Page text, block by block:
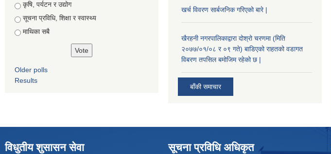
कृषि, पर्यटन र उद्योग
सूचना प्रविधि, शिक्षा र स्वास्थ्य
माथिका सबै
Older polls
Results
खर्च विवरण सार्बजनिक गरिएको बारे |
खैरहनी नगरपालिकाद्वारा दोश्रो चरणमा (मिति
२०७७/०१/०८ र ०९ गते) बाडिएको राहतको वडागत
विबरण तपसिल बमोजिम रहेको छ |
बाँकी समाचार
विधुतीय शुसासन सेवा सूचना प्रविधि अधिकृत